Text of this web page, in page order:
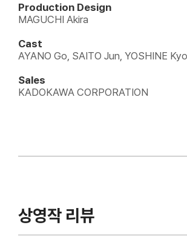
Production Design
MAGUCHI Akira
Cast
AYANO Go, SAITO Jun, YOSHINE
Sales
KADOKAWA CORPORATION
상영작 리뷰